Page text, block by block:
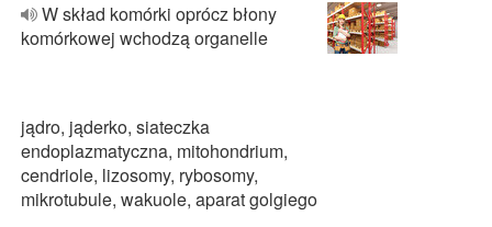
W skład komórki oprócz błony
komórkowej wchodzą organelle
jądro, jąderko, siateczka
endoplazmatyczna, mitohondrium,
cendriole, lizosomy, rybosomy,
mikrotubule, wakuole, aparat golgiego